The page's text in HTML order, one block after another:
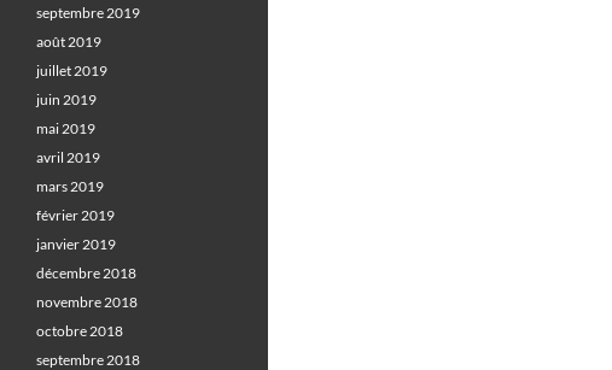
septembre 2019
août 2019
juillet 2019
juin 2019
mai 2019
avril 2019
mars 2019
février 2019
janvier 2019
décembre 2018
novembre 2018
octobre 2018
septembre 2018